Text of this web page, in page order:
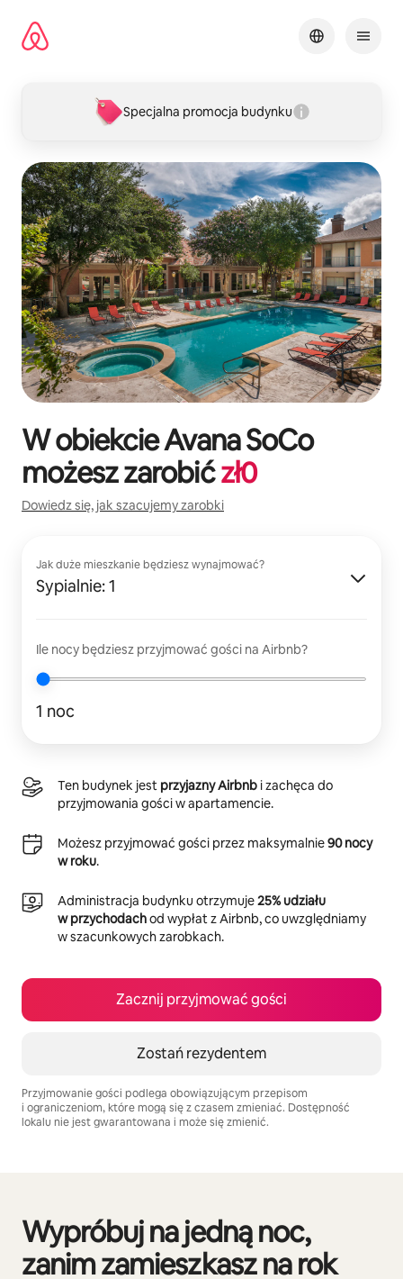
treści
Specjalna promocja budynku
W obiekcieAvana SoCo
możesz zarobićzł0
Dowiedz się, jak szacujemy zarobki
Jak duże mieszkanie będziesz wynajmować?
Sypialnie: 1
Ile nocy będziesz przyjmować gości na Airbnb?
1 noc
Ten budynek jest przyjazny Airbnb i zachęca do
przyjmowania gości w apartamencie.
Możesz przyjmować gości przez maksymalnie90 nocy
w roku.
Administracja budynku otrzymuje25% udziału
w przychodachod wypłat z Airbnb, co uwzględniamy
w szacunkowych zarobkach.
Zacznij przyjmować gości
Zostań rezydentem
Przyjmowanie gości podlega obowiązującym przepisom
i ograniczeniom, które mogą się z czasem zmieniać. Dostępność
lokalu nie jest gwarantowana i może się zmienić.
Wypróbuj na jedną noc,
zanim zamieszkasz na rok
Widać 0 z 0 elementów